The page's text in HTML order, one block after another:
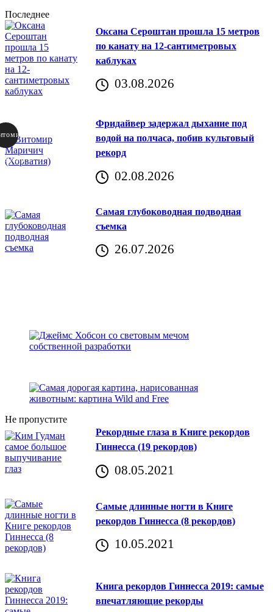
Последнее
Оксана Сероштан прошла 15 метров
по канату на 12-сантиметровых
каблуках
03.08.2026
Фридайвер задержал дыхание под
водой на полчаса, побив культовый
рекорд
02.08.2026
Самая глубоководная подводная
съемка
26.07.2026
Не пропустите
Рекордные глаза в Книге рекордов
Гиннесса (19 рекордов)
08.05.2021
Самые длинные ногти в Книге
рекордов Гиннесса (8 рекордов)
10.05.2021
Книга рекордов Гиннесса 2019: самые
впечатляющие рекорды